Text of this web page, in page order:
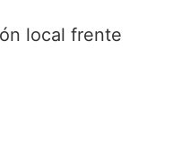
local frente